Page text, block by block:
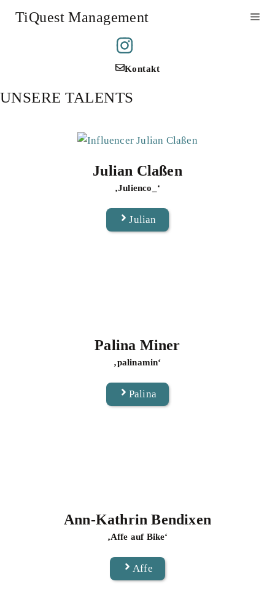
InhaltTiQuest Management
Kontakt
UNSERE TALENTS
Julian Claßen
‚Julienco_‘
Julian
Palina Miner
‚palinamin‘
Palina
Ann-Kathrin Bendixen
‚Affe auf Bike‘
Affe